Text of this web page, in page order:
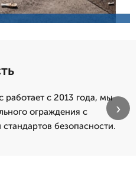
с 2013 года, мы
ограждения с
безопасности.
›